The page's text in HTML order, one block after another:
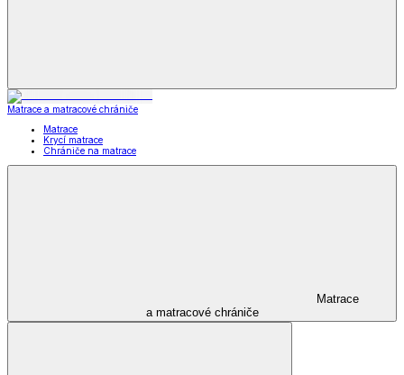
Matrace a matracové chrániče
Matrace
Krycí matrace
Chrániče na matrace
Matrace
a matracové chrániče